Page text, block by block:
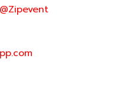
@Zipevent